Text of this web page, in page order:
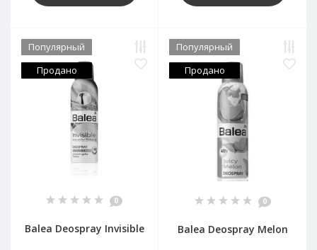
Популярный
Продано
0
Balea Deospray Invisible
Популярный
Продано
0
Balea Deospray Melon